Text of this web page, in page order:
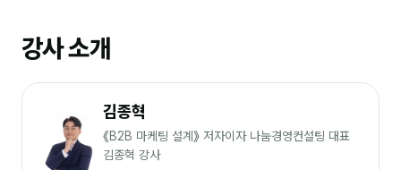
1:1 문의
자주 묻는 질문
강사 소개
김종혁
《B2B 마케팅 설계》 저자이자 나눔경영컨설팅 대표
김종혁 강사